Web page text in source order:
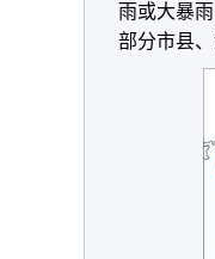
雨或大暴
部分市县